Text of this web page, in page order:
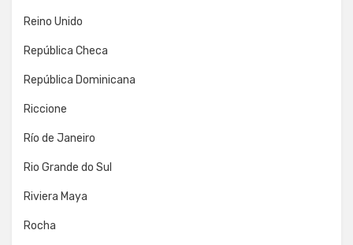
Reino Unido
República Checa
República Dominicana
Riccione
Río de Janeiro
Rio Grande do Sul
Riviera Maya
Rocha